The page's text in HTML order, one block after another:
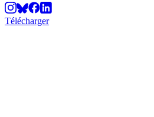
Télécharger